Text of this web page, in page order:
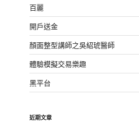
百麗
開戶送金
顏面整型講師之吳紹琥醫師
體驗模擬交易樂趣
黑平台
近期文章